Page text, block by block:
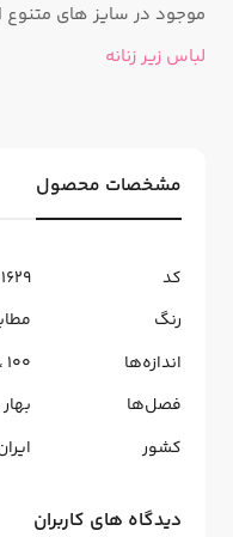
موجود در سایز های متنوع از ۷۰ الی
لباس زیر زنانه
مشخصات محصول
کد
1629
رنگ
اندازه‌ها
100 ،
فصل‌ها
بهار
کشور
دیدگاه های کاربران